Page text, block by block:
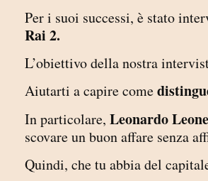
Per i suoi successi, è stato
Rai 2.
L’obiettivo della nostra
Aiutarti a capire come
In particolare, Leonardo
scovare un buon affare senza
Quindi, che tu abbia del